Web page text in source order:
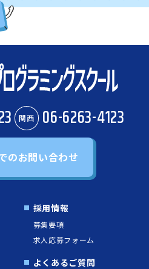
関西 06-6263-4123
のお問い合わせ
採用情報
募集要項
求人応募フォーム
よくあるご質問